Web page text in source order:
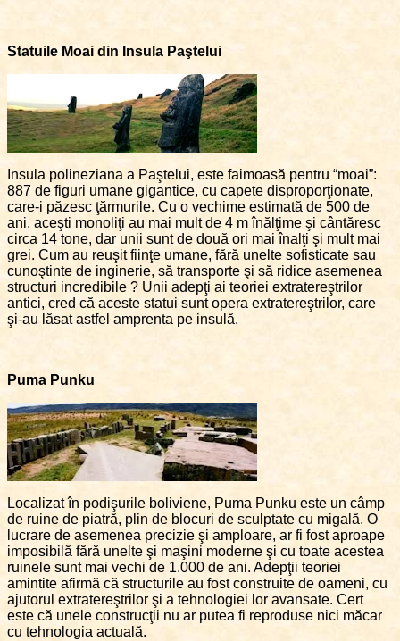
Statuile Moai din Insula Paştelui
Insula polineziana a Paştelui, este faimoasă pentru “moai”:
887 de figuri umane gigantice, cu capete disproporţionate,
care-i păzesc ţărmurile. Cu o vechime estimată de 500 de
ani, aceşti monoliţi au mai mult de 4 m înălţime şi cântăresc
circa 14 tone, dar unii sunt de două ori mai înalţi şi mult mai
grei. Cum au reuşit fiinţe umane, fără unelte sofisticate sau
cunoştinte de inginerie, să transporte şi să ridice asemenea
structuri incredibile ? Unii adepţi ai teoriei extratereştrilor
antici, cred că aceste statui sunt opera extratereştrilor, care
şi-au lăsat astfel amprenta pe insulă.
Puma Punku
Localizat în podişurile boliviene, Puma Punku este un câmp
de ruine de piatră, plin de blocuri de sculptate cu migală. O
lucrare de asemenea precizie şi amploare, ar fi fost aproape
imposibilă fără unelte şi maşini moderne şi cu toate acestea
ruinele sunt mai vechi de 1.000 de ani. Adepţii teoriei
amintite afirmă că structurile au fost construite de oameni, cu
ajutorul extratereştrilor şi a tehnologiei lor avansate. Cert
este că unele construcţii nu ar putea fi reproduse nici măcar
cu tehnologia actuală.